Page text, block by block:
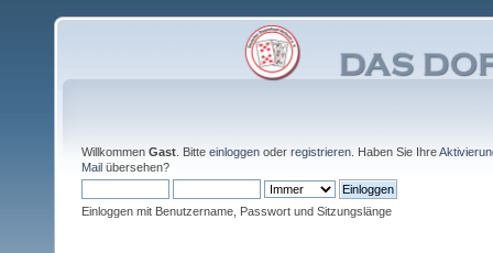
Willkommen Gast . Bitte einloggen oder registrieren . Haben Sie Ihre
Mail übersehen?
Einloggen mit Benutzername, Passwort und Sitzungslänge